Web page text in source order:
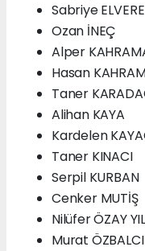
Sabriye
Ozan İNEÇ
Alper
Hasan
Taner
Alihan KAYA
Kardelen
Taner KINACI
Serpil KURBAN
Cenker MUTİŞ
Nilüfer ÖZAY
Murat ÖZBALCI